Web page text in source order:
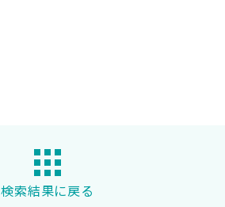
検索結果に戻る